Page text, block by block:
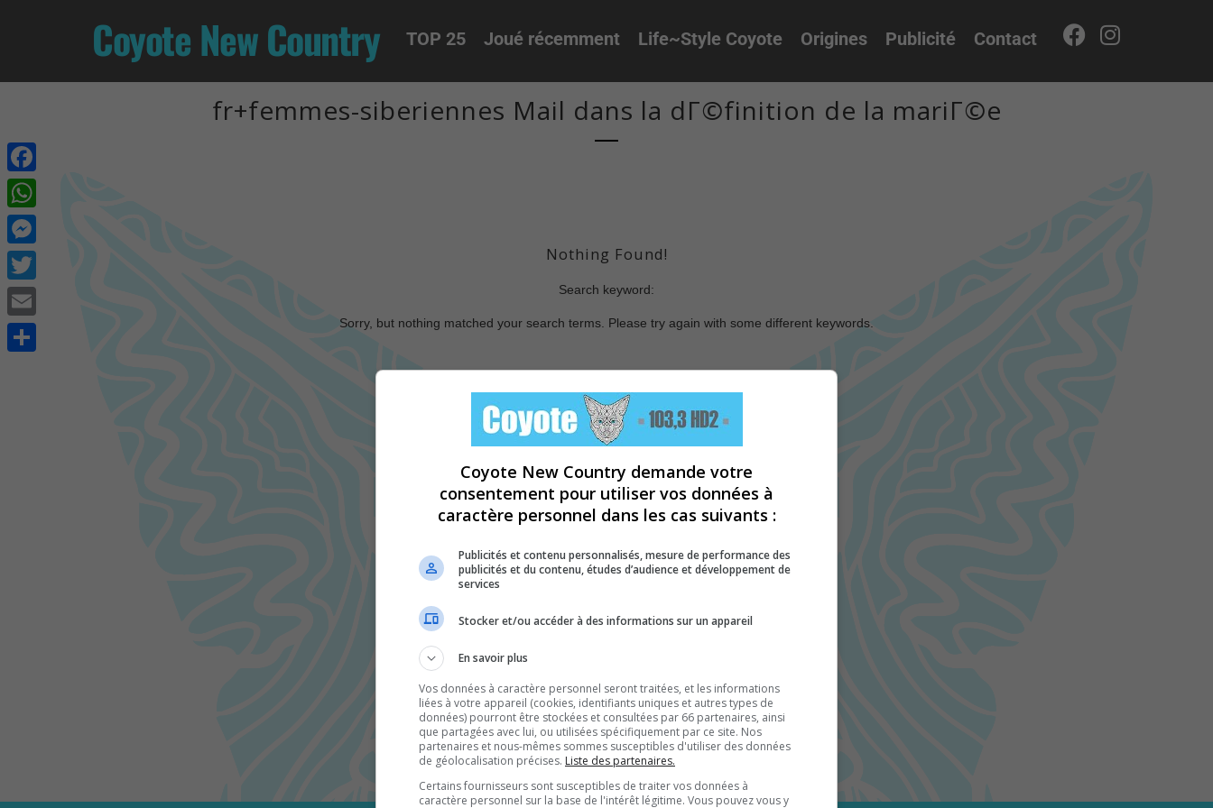
Coyote New Country TOP 25 Joué récemment Life~Style Coyote Origines Publicité Contact
fr+femmes-siberiennes Mail dans la dГ©finition de la mariГ©e
Nothing Found!
Search keyword:
Sorry, but nothing matched your search terms. Please try again with some different keywords.
Facebook
WhatsApp
Messenger
Twitter
Email
Coyote New Country demande votre
consentement pour utiliser vos données à
caractère personnel dans les cas suivants :
Publicités et contenu personnalisés, mesure de performance des
publicités et du contenu, études d’audience et développement de
services
Stocker et/ou accéder à des informations sur un appareil
En savoir plus
Vos données à caractère personnel seront traitées, et les informations
liées à votre appareil (cookies, identifiants uniques et autres types de
données) pourront être stockées et consultées par 66 partenaires, ainsi
que partagées avec lui, ou utilisées spécifiquement par ce site. Nos
partenaires et nous-mêmes sommes susceptibles d'utiliser des données
de géolocalisation précises. Liste des partenaires.
Certains fournisseurs sont susceptibles de traiter vos données à
caractère personnel sur la base de l'intérêt légitime. Vous pouvez vous y